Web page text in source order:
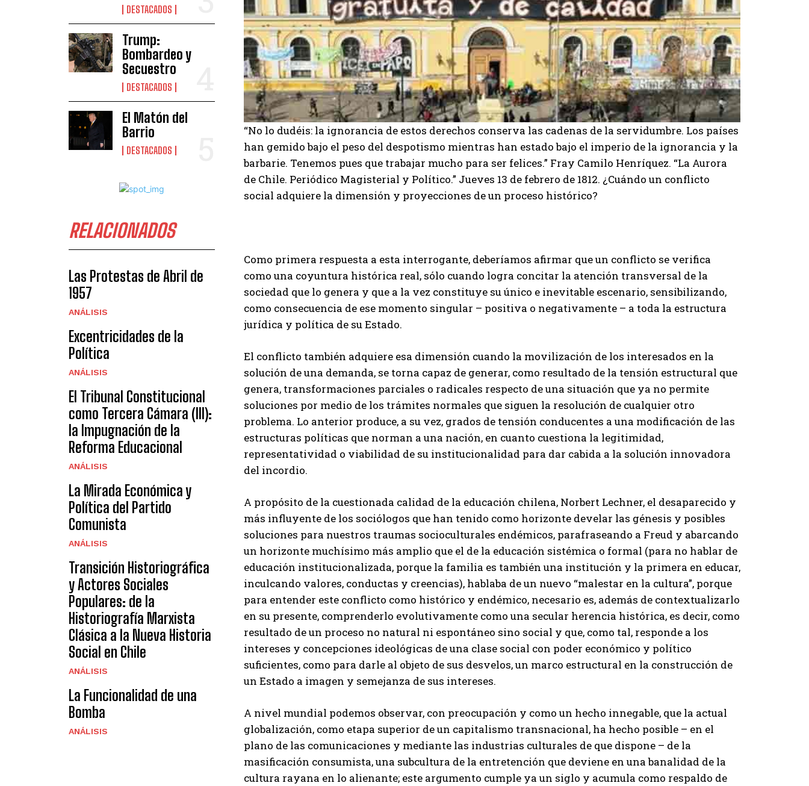
DESTACADOS
Trump:
Bombardeo y
Secuestro
DESTACADOS
El Matón del
Barrio
DESTACADOS
RELACIONADOS
Las Protestas de Abril de
1957
ANÁLISIS
Excentricidades de la
Política
ANÁLISIS
El Tribunal Constitucional
como Tercera Cámara (III):
la Impugnación de la
Reforma Educacional
ANÁLISIS
La Mirada Económica y
Política del Partido
Comunista
ANÁLISIS
Transición Historiográfica
y Actores Sociales
Populares: de la
Historiografía Marxista
Clásica a la Nueva Historia
Social en Chile
ANÁLISIS
La Funcionalidad de una
Bomba
ANÁLISIS
“No lo dudéis: la ignorancia de estos derechos conserva las cadenas de la servidumbre. Los países
han gemido bajo el peso del despotismo mientras han estado bajo el imperio de la ignorancia y la
barbarie. Tenemos pues que trabajar mucho para ser felices.” Fray Camilo Henríquez. “La Aurora
de Chile. Periódico Magisterial y Político.” Jueves 13 de febrero de 1812. ¿Cuándo un conflicto
social adquiere la dimensión y proyecciones de un proceso histórico?
Como primera respuesta a esta interrogante, deberíamos afirmar que un conflicto se verifica
como una coyuntura histórica real, sólo cuando logra concitar la atención transversal de la
sociedad que lo genera y que a la vez constituye su único e inevitable escenario, sensibilizando,
como consecuencia de ese momento singular – positiva o negativamente – a toda la estructura
jurídica y política de su Estado.
El conflicto también adquiere esa dimensión cuando la movilización de los interesados en la
solución de una demanda, se torna capaz de generar, como resultado de la tensión estructural que
genera, transformaciones parciales o radicales respecto de una situación que ya no permite
soluciones por medio de los trámites normales que siguen la resolución de cualquier otro
problema. Lo anterior produce, a su vez, grados de tensión conducentes a una modificación de las
estructuras políticas que norman a una nación, en cuanto cuestiona la legitimidad,
representatividad o viabilidad de su institucionalidad para dar cabida a la solución innovadora
del incordio.
A propósito de la cuestionada calidad de la educación chilena, Norbert Lechner, el desaparecido y
más influyente de los sociólogos que han tenido como horizonte develar las génesis y posibles
soluciones para nuestros traumas socioculturales endémicos, parafraseando a Freud y abarcando
un horizonte muchísimo más amplio que el de la educación sistémica o formal (para no hablar de
educación institucionalizada, porque la familia es también una institución y la primera en educar,
inculcando valores, conductas y creencias), hablaba de un nuevo “malestar en la cultura”, porque
para entender este conflicto como histórico y endémico, necesario es, además de contextualizarlo
en su presente, comprenderlo evolutivamente como una secular herencia histórica, es decir, como
resultado de un proceso no natural ni espontáneo sino social y que, como tal, responde a los
intereses y concepciones ideológicas de una clase social con poder económico y político
suficientes, como para darle al objeto de sus desvelos, un marco estructural en la construcción de
un Estado a imagen y semejanza de sus intereses.
A nivel mundial podemos observar, con preocupación y como un hecho innegable, que la actual
globalización, como etapa superior de un capitalismo transnacional, ha hecho posible – en el
plano de las comunicaciones y mediante las industrias culturales de que dispone – de la
masificación consumista, una subcultura de la entretención que deviene en una banalidad de la
cultura rayana en lo alienante; este argumento cumple ya un siglo y acumula como respaldo de